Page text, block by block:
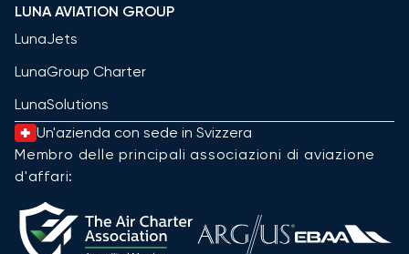
LUNA AVIATION GROUP
LunaJets
LunaGroup Charter
LunaSolutions
Un'azienda con sede in Svizzera
Membro delle principali associazioni di aviazione
d'affari: